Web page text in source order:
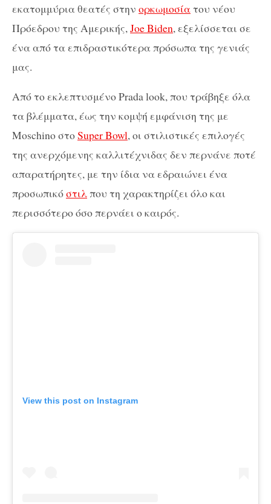
εκατομμύρια θεατές στην ορκωμοσίατου νέου
Πρόεδρου της Αμερικής, Joe Biden, εξελίσσεται σε
ένα από τα επιδραστικότερα πρόσωπα της γενιάς
μας.
Από το εκλεπτυσμένο Prada look, που τράβηξε όλα
τα βλέμματα, έως την κομψή εμφάνιση της με
Moschino στοSuper Bowl, οι στιλιστικές επιλογές
της ανερχόμενης καλλιτέχνιδας δεν περνάνε ποτέ
απαρατήρητες, με την ίδια να εδραιώνει ένα
προσωπικόστιλπου τη χαρακτηρίζει όλο και
περισσότερο όσο περνάει ο καιρός.
View this post on Instagram